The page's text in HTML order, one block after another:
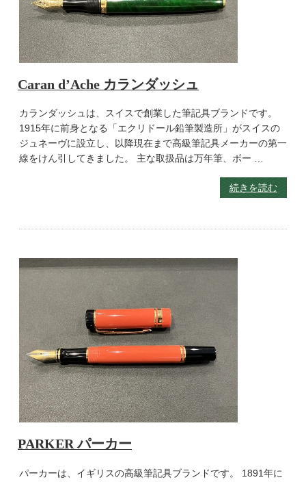
Caran d’Ache カランダッシュ
カランダッシュは、スイスで創業した筆記具ブランドです。
1915年に前身となる「エクリドール鉛筆製造所」がスイスの
ジュネーヴに設立し、以降現在まで高級筆記具メーカーの第一
線をけん引してきました。 主な取扱品は万年筆、ボー …
続きを読む
PARKER パーカー
パーカーは、イギリスの高級筆記具ブランドです。 1891年に